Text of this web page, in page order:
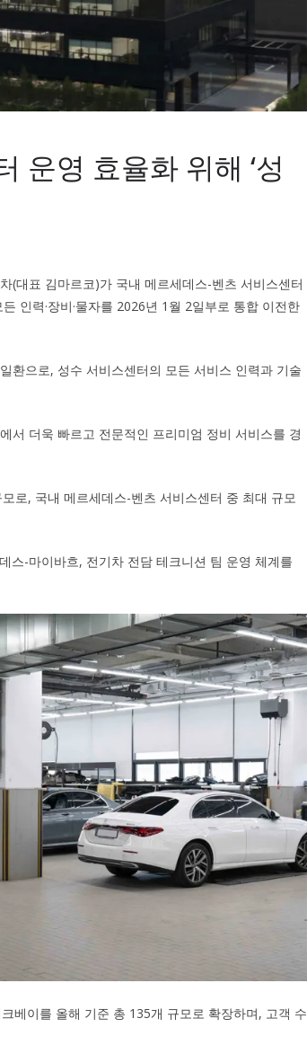
운영 효율화 위해 ‘성
(대표 김마르코)가 국내 메르세데스-벤츠 서비스센터
인력·장비·물자를 2026년 1월 2일부로 통합 이전한
환으로, 성수 서비스센터의 모든 서비스 인력과 기술
서 더욱 빠르고 전문적인 프리미엄 정비 서비스를 경
로, 국내 메르세데스-벤츠 서비스센터 중 최대 규모
스-마이바흐, 전기차 전담 테크니션 팀 운영 체계를
베이를 올해 기준 총 135개 규모로 확장하며, 고객 수